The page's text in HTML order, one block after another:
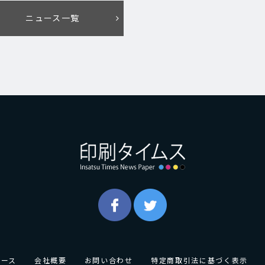
ニュース一覧
ス 会社概要 お問い合わせ 特定商取引法に基づく表示